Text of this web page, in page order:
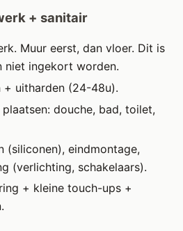
+ sanitair
Muur eerst, dan vloer. Dit is
niet ingekort worden.
+ uitharden (24-48u).
plaatsen: douche, bad, toilet,
(siliconen), eindmontage,
(verlichting, schakelaars).
+ kleine touch-ups +